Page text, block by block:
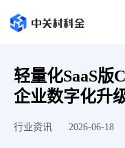
轻量化SaaS版
企业数字化升
行业资讯 2026-06-18